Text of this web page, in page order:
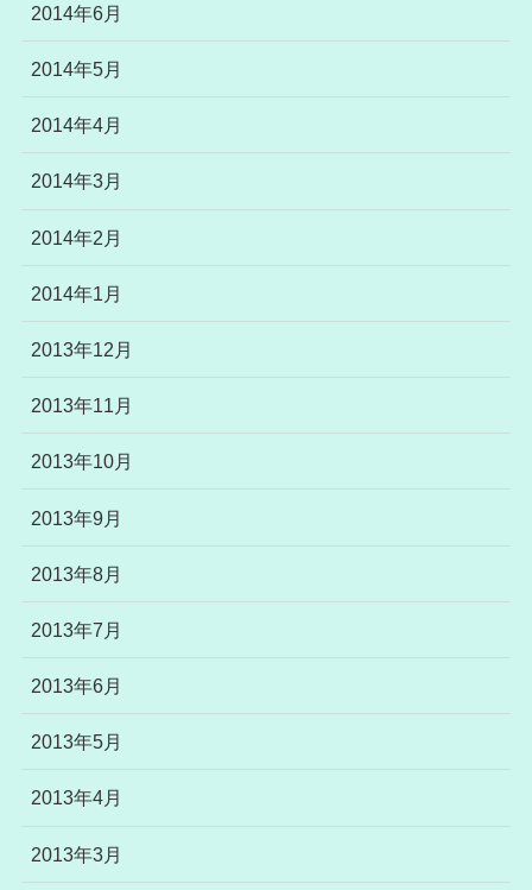
2014年6月
2014年5月
2014年4月
2014年3月
2014年2月
2014年1月
2013年12月
2013年11月
2013年10月
2013年9月
2013年8月
2013年7月
2013年6月
2013年5月
2013年4月
2013年3月